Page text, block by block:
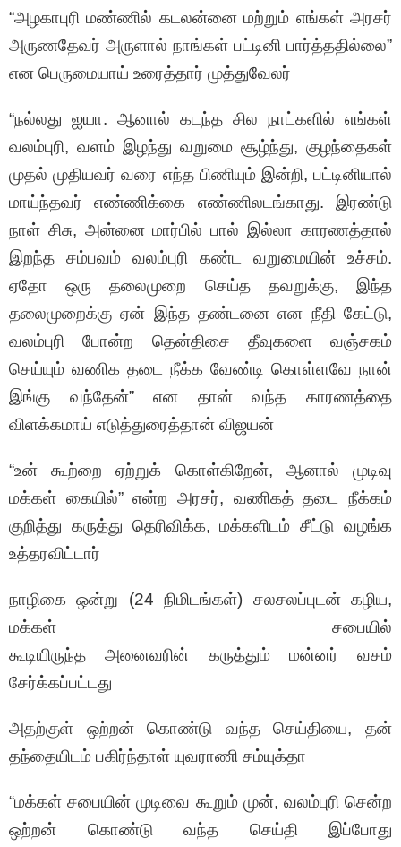
“அழகாபுரி மண்ணில் கடலன்னை மற்றும் எங்கள் அரசர்
அருணதேவர் அருளால் நாங்கள் பட்டினி பார்த்ததில்லை”
என பெருமையாய் உரைத்தார் முத்துவேலர்
“நல்லது ஐயா. ஆனால் கடந்த சில நாட்களில் எங்கள்
வலம்புரி, வளம் இழந்து வறுமை சூழ்ந்து, குழந்தைகள்
முதல் முதியவர் வரை எந்த பிணியும் இன்றி, பட்டினியால்
மாய்ந்தவர் எண்ணிக்கை எண்ணிலடங்காது. இரண்டு
நாள் சிசு, அன்னை மார்பில் பால் இல்லா காரணத்தால்
இறந்த சம்பவம் வலம்புரி கண்ட வறுமையின் உச்சம்.
ஏதோ ஒரு தலைமுறை செய்த தவறுக்கு, இந்த
தலைமுறைக்கு ஏன் இந்த தண்டனை என நீதி கேட்டு,
வலம்புரி போன்ற தென்திசை தீவுகளை வஞ்சகம்
செய்யும் வணிக தடை நீக்க வேண்டி கொள்ளவே நான்
இங்கு வந்தேன்” என தான் வந்த காரணத்தை
விளக்கமாய் எடுத்துரைத்தான் விஜயன்
“உன் கூற்றை ஏற்றுக் கொள்கிறேன், ஆனால் முடிவு
மக்கள் கையில்” என்ற அரசர், வணிகத் தடை நீக்கம்
குறித்து கருத்து தெரிவிக்க, மக்களிடம் சீட்டு வழங்க
உத்தரவிட்டார்
நாழிகை ஒன்று (24 நிமிடங்கள்) சலசலப்புடன் கழிய,
மக்கள் சபையில்
கூடியிருந்த அனைவரின் கருத்தும் மன்னர் வசம்
சேர்க்கப்பட்டது
அதற்குள் ஒற்றன் கொண்டு வந்த செய்தியை, தன்
தந்தையிடம் பகிர்ந்தாள் யுவராணி சம்யுக்தா
“மக்கள் சபையின் முடிவை கூறும் முன், வலம்புரி சென்ற
ஒற்றன் கொண்டு வந்த செய்தி இப்போது